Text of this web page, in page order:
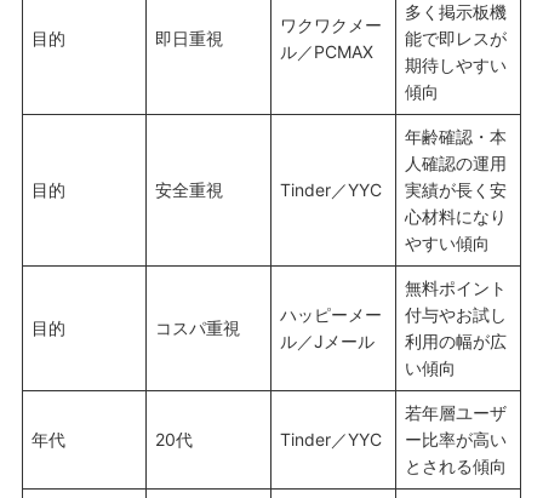
目的 即日重視
ワクワクメー
ル／PCMAX
多く掲示板機
能で即レスが
期待しやすい
傾向
目的 安全重視 Tinder／YYC
年齢確認・本
人確認の運用
実績が長く安
心材料になり
やすい傾向
目的 コスパ重視
ハッピーメー
ル／Jメール
無料ポイント
付与やお試し
利用の幅が広
い傾向
年代 20代 Tinder／YYC
若年層ユーザ
ー比率が高い
とされる傾向